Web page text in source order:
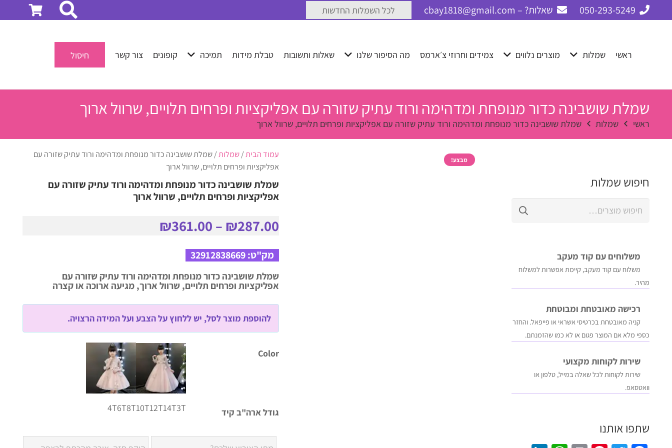
050-293-5249 שאלות? – cbay1818@gmail.com לכל השמלות החדשות
ראשי שמלות מוצרים נלווים צמידים וחרוזי צ׳ארמס מה הסיפור שלנו שאלות ותשובות טבלת מידות תמיכה קופונים צור קשר חיסול
שמלת שושבינה כדור מנופחת ומדהימה ורוד עתיק שזורה עם אפליקציות ופרחים תלויים, שרוול ארוך
ראשי שמלות שמלת שושבינה כדור מנופחת ומדהימה ורוד עתיק שזורה עם אפליקציות ופרחים תלויים, שרוול ארוך
מבצע!
עמוד הבית/שמלות/ שמלת שושבינה כדור מנופחת ומדהימה ורוד עתיק שזורה עם
אפליקציות ופרחים תלויים, שרוול ארוך
שמלת שושבינה כדור מנופחת ומדהימה ורוד עתיק שזורה עם
אפליקציות ופרחים תלויים, שרוול ארוך
₪287.00
–
₪361.00
מק"ט:32912838669
שמלת שושבינה כדור מנופחת ומדהימה ורוד עתיק שזורה עם
אפליקציות ופרחים תלויים, שרוול ארוך, מגיעה ארוכה או קצרה
להוספת מוצר לסל, יש ללחוץ על הצבע ועל המידה הרצויה.
Color
גודל ארה"ב קיד 4T6T8T10T12T14T3T
חיפוש שמלות
עבור:
משלוחים עם קוד מעקב
משלוח​ עם קוד מעקב​​, קיימת אפשרות למשלוח
מהיר​.
רכישה​ ​מאובטחת ומבוטחת
קניה מאובטחת בכרטיסי אשראי או פייפאל. והחזר
כספי מלא אם המוצר פגום או לא כמו שהזמנתם.
שירות לקוחות מקצועי
שירות לקוחות לכל שאלה במייל, טלפון או
וואטסאפ.
שתפו אותנו